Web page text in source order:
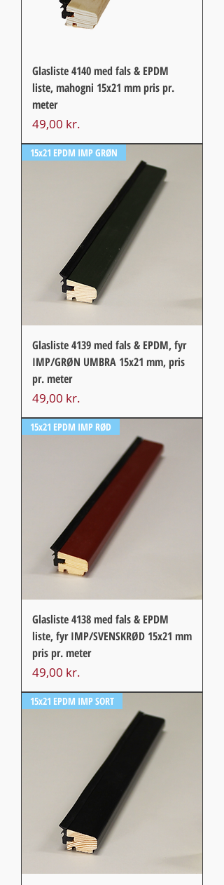
Glasliste 4140 med fals & EPDM
liste, mahogni 15x21 mm pris pr.
meter
Pris
49,00 kr.
15x21 EPDM IMP GRØN
Glasliste 4139 med fals & EPDM, fyr
IMP/GRØN UMBRA 15x21 mm, pris
pr. meter
Pris
49,00 kr.
15x21 EPDM IMP RØD
Glasliste 4138 med fals & EPDM
liste, fyr IMP/SVENSKRØD 15x21 mm
pris pr. meter
Pris
49,00 kr.
15x21 EPDM IMP SORT